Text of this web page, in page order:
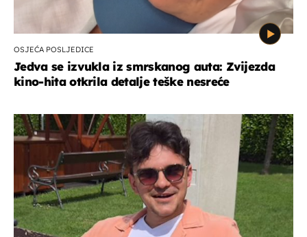
OSJEĆA POSLJEDICE
Jedva se izvukla iz smrskanog auta: Zvijezda
kino-hita otkrila detalje teške nesreće